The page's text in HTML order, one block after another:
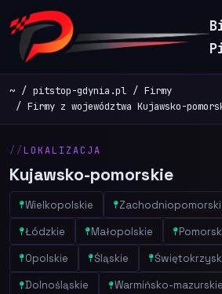
~ pitstop-gdynia.pl
Firmy
Firmy z województwa Kujawsko-
LOKALIZACJA
Kujawsko-pomorskie
Wielkopolskie
Łódzkie Małopolskie
Opolskie Śląskie
Dolnośląskie Warmińsko-mazurskie